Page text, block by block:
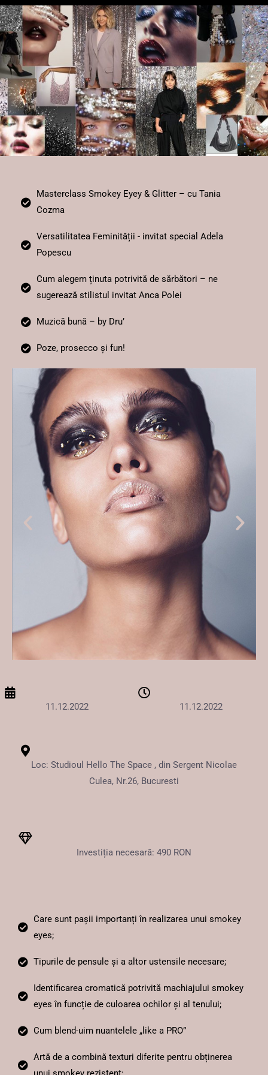
Masterclass Smokey Eyey & Glitter – cu Tania
Cozma
Versatilitatea Feminității - invitat special Adela
Popescu
Cum alegem ținuta potrivită de sărbători – ne
sugerează stilistul invitat Anca Polei
Muzică bună – by Dru’
Poze, prosecco și fun!
11.12.2022 11.12.2022
Loc: Studioul Hello The Space , din Sergent Nicolae
Culea, Nr.26, Bucuresti
Investiția necesară: 490 RON
Care sunt pașii importanți în realizarea unui smokey
eyes;
Tipurile de pensule și a altor ustensile necesare;
Identificarea cromatică potrivită machiajului smokey
eyes în funcție de culoarea ochilor și al tenului;
Cum blend-uim nuantelele „like a PRO”
Artă de a combină texturi diferite pentru obținerea